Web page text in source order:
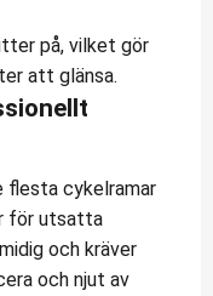
på, vilket gör
att glänsa.
cykelramar
för utsatta
och kräver
och njut av